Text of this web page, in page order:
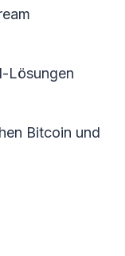
Lösungen
Bitcoin und